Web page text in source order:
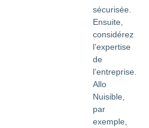
sécurisée.
Ensuite,
considérez
l’expertise
de
l’entreprise.
Allo
Nuisible,
par
exemple,